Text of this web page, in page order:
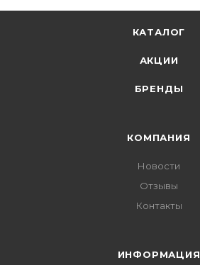
КАТАЛОГ
АКЦИИ
БРЕНДЫ
КОМПАНИЯ
Новости
Отзывы
Контакты
ИНФОРМАЦИЯ